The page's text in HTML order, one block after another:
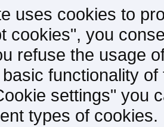
uses cookies to
cookies", you
refuse the usage
functionality
settings" you
types of cookies.